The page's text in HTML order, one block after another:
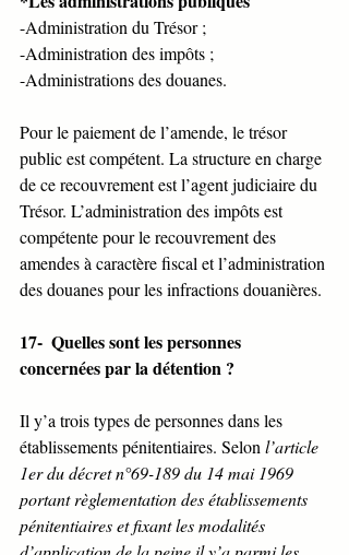
-Administration du Trésor ;
-Administration des impôts ;
-Administrations des douanes.
Pour le paiement de l’amende, le trésor
public est compétent. La structure en charge
de ce recouvrement est l’agent judiciaire du
Trésor. L’administration des impôts est
compétente pour le recouvrement des
amendes à caractère fiscal et l’administration
des douanes pour les infractions douanières.
17-  Quelles sont les personnes
concernées par la détention ?
Il y’a trois types de personnes dans les
établissements pénitentiaires. Selon l’article
1er du décret n°69-189 du 14 mai 1969
portant règlementation des établissements
pénitentiaires et fixant les modalités